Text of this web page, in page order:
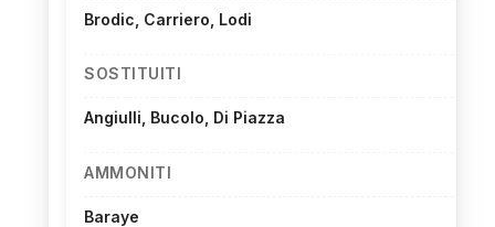
Brodic, Carriero, Lodi
SOSTITUITI
Angiulli, Bucolo, Di Piazza
AMMONITI
Baraye